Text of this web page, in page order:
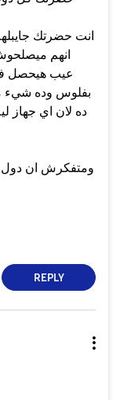
انت حضرتك
انهم
عيب هيحصل
بفلوس وده شيء
ده لان اي جهاز
ومتفكرش ان دول
REPLY